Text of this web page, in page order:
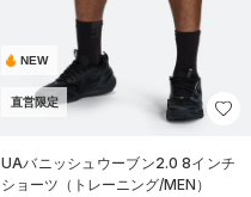
NEW
直営限定
UAバニッシュウーブン2.0 8インチ
ショーツ（トレーニング/MEN）